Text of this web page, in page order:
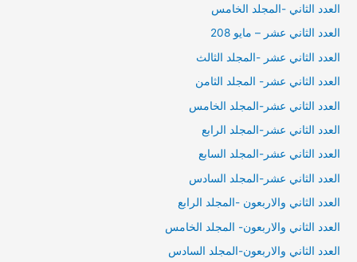
العدد الثاني -المجلد الخامس
العدد الثاني عشر – مايو 208
العدد الثاني عشر -المجلد الثالث
العدد الثاني عشر- المجلد الثامن
العدد الثاني عشر-المجلد الخامس
العدد الثاني عشر-المجلد الرابع
العدد الثاني عشر-المجلد السابع
العدد الثاني عشر-المجلد السادس
العدد الثاني والاربعون -المجلد الرابع
العدد الثاني والاربعون- المجلد الخامس
العدد الثاني والاربعون-المجلد السادس